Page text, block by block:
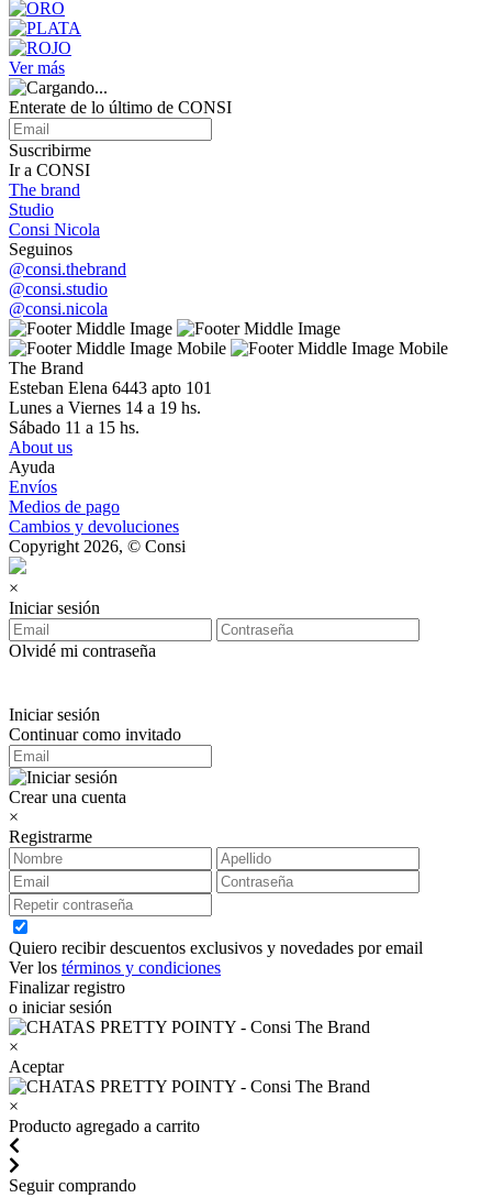
Ver más
Enterate de lo último de CONSI
Suscribirme
Ir a CONSI
The brand
Studio
Consi Nicola
Seguinos
@consi.thebrand
@consi.studio
@consi.nicola
The Brand
Esteban Elena 6443 apto 101
Lunes a Viernes 14 a 19 hs.
Sábado 11 a 15 hs.
About us
Ayuda
Envíos
Medios de pago
Cambios y devoluciones
Copyright 2026, © Consi
×
Iniciar sesión
Olvidé mi contraseña
Iniciar sesión
Continuar como invitado
Crear una cuenta
×
Registrarme
Quiero recibir descuentos exclusivos y novedades por email
Ver los términos y condiciones
Finalizar registro
o iniciar sesión
×
Aceptar
×
Producto agregado a carrito
Seguir comprando